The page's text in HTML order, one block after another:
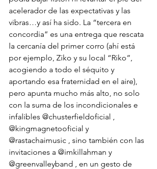
acelerador de las expectativas y las
vibras…y así ha sido. La “tercera en
concordia” es una entrega que rescata
la cercanía del primer corro (ahí está
por ejemplo, Ziko y su local “Riko”,
acogiendo a todo el séquito y
aportando esa fraternidad en el aire),
pero apunta mucho más alto, no solo
con la suma de los incondicionales e
infalibles @chusterfieldoficial ,
@kingmagnetooficial y
@rastachaimusic , sino también con las
invitaciones a @imkillahman y
@greenvalleyband , en un gesto de